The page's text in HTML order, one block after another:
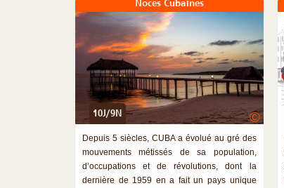
Noces Cubaines
10J/9N ©
Depuis 5 siècles, CUBA a évolué au gré des
mouvements métissés de sa population,
d’occupations et de révolutions, dont la
dernière de 1959 en a fait un pays unique